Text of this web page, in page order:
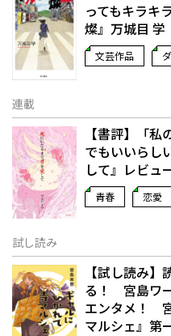
ってもキラキ
燦』万城目 学
文芸作品
連載
【書評】「
でもいいらし
して』レビュ
青春 恋愛
試し読み
【試し読み
る！ 宮島ワ
エンタメ！
マルシェ』第